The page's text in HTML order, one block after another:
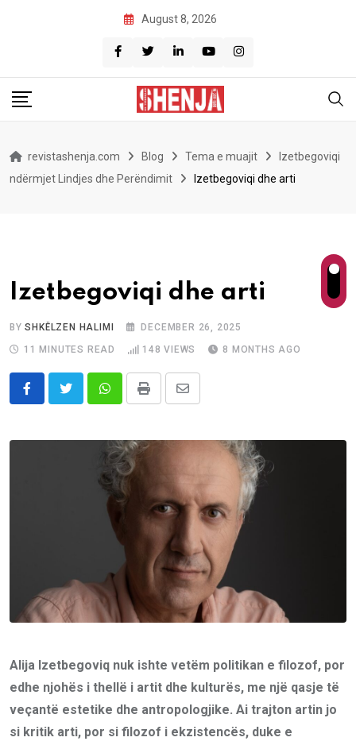
August 8, 2026
revistashenja.com Blog Tema e muajit
Izetbegoviqi
ndërmjet Lindjes dhe Perëndimit
Izetbegoviqi dhe arti
Izetbegoviqi dhe arti
BYSHKËLZEN HALIMI
DECEMBER 26, 2025
11 MINUTES READ
148 VIEWS 8 MONTHS AGO
WhatsappPrint
Share
Email
Alija Izetbegoviq nuk ishte vetëm politikan e filozof, por
edhe njohës i thellë i artit dhe kulturës, me një qasje të
veçantë estetike dhe antropologjike. Ai trajton artin jo
si kritik arti, por si filozof i ekzistencës, duke e